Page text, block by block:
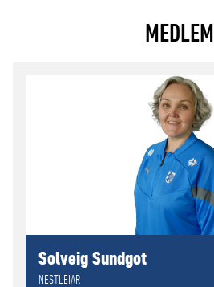
MEDLEM
Solveig Sundgot
NESTLEIAR